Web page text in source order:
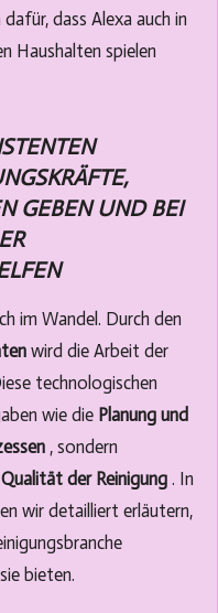
dass Alexa auch in
Haushalten spielen
GEBEN UND BEI
im Wandel. Durch den
wird die Arbeit der
technologischen
wie die Planung und
, sondern
der Reinigung . In
wir detailliert erläutern,
bieten.